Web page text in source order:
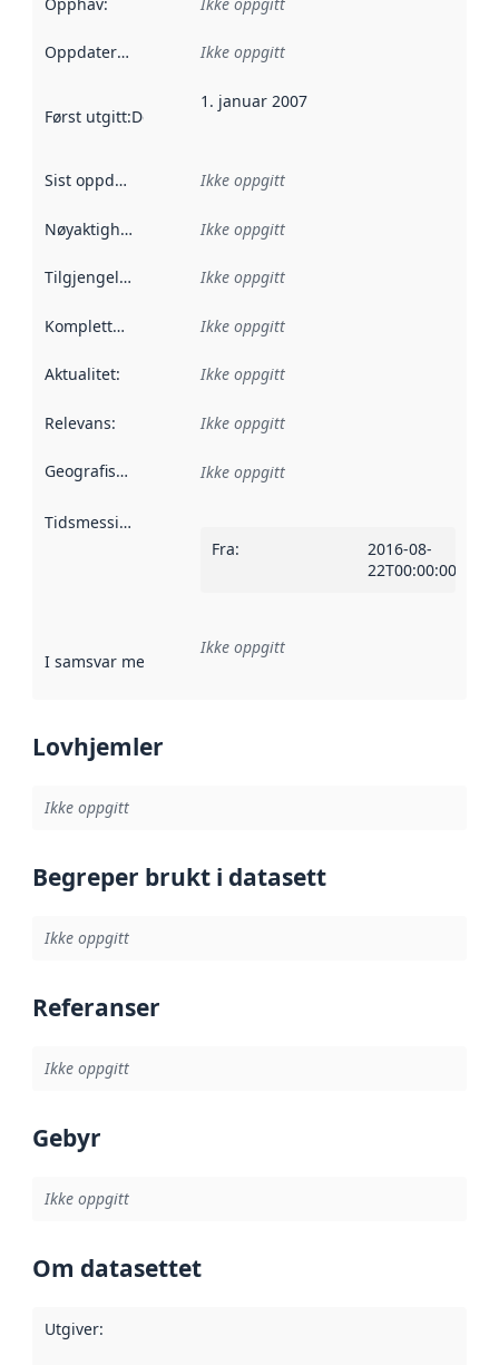
Oppdateringsfrekvens :
Ikke oppgitt
Først utgitt:Denne datoen sier når dataene i dette
1. januar 2007
Sist oppdatert Ikke oppgitt
Nøyaktighet Ikke oppgitt
Tilgjengelighet Ikke oppgitt
Kompletthet Ikke oppgitt
Aktualitet: Ikke oppgitt
Relevans: Ikke oppgitt
Geografisk avgrensning :
Ikke oppgitt
Tidsmessig avgrensning
Fra:
2016-08-
22T00:00:00Z
I samsvar med Referanse til en implementasjonsregel
Ikke oppgitt
Lovhjemler
Ikke oppgitt
Begreper brukt i datasett
Ikke oppgitt
Referanser
Ikke oppgitt
Gebyr
Ikke oppgitt
Om datasettet
Utgiver: